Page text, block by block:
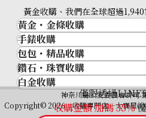
收購參考價格
NTD 65,454
僅限透過LINE
收購金額 加碼35%
黃金收購、我們在全球超過
黃金・金條收購
黃金與貴金屬
金的錠
金幣
黃金過去10年
黃金飾品
手錶收購
名牌手錶
Rolex
Patek Philippe
Audemars Piguet
包包・精品收購
品牌精品
Cartier
LOUIS VUITTON
Hermès
鑽石・珠寶收購
鑽石･珠寶
祖母綠（翠玉）
白金收購
神奈川縣公安委員會許可
Copyright© 2026 收購專門店—大寶屋